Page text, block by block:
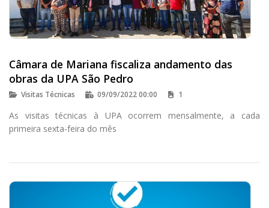
Câmara de Mariana fiscaliza andamento das
obras da UPA São Pedro
Visitas Técnicas 09/09/2022 00:00 1
As visitas técnicas à UPA ocorrem mensalmente, a cada
primeira sexta-feira do mês